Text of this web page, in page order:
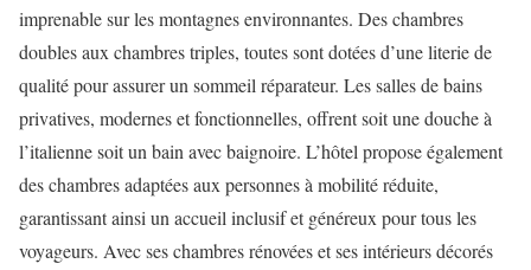
imprenable sur les montagnes environnantes. Des chambres
doubles aux chambres triples, toutes sont dotées d’une literie de
qualité pour assurer un sommeil réparateur. Les salles de bains
privatives, modernes et fonctionnelles, offrent soit une douche à
l’italienne soit un bain avec baignoire. L’hôtel propose également
des chambres adaptées aux personnes à mobilité réduite,
garantissant ainsi un accueil inclusif et généreux pour tous les
voyageurs. Avec ses chambres rénovées et ses intérieurs décorés